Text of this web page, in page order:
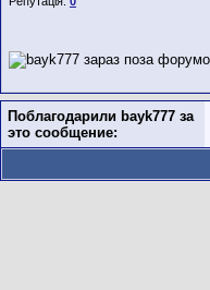
Поблагодарили bayk777 за
это сообщение: